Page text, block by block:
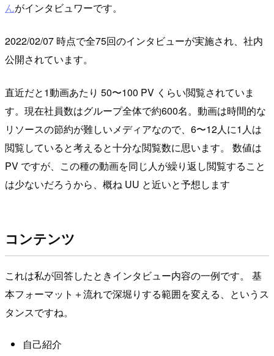
んがインタビュワーです。
2022/02/07 時点で全75回のインタビューが実施され、社内
公開されています。
直近だと1動画あたり 50〜100 PV くらい閲覧されていま
す。現在社員数はグループ全体で約600名。動画は時間的な
リソースの節約が難しいメディアなので、6〜12人に1人は
閲覧していると考えると十分な閲覧数に思います。 数値は
PV ですが、この種の動画を同じ人が繰り返し閲覧すること
は少ないだろうから、概ね UU と近いと予想します
コンテンツ
これは私が回答したときインタビュー内容の一例です。 基
本フォーマット＋流れで深堀りする範囲を変える、というス
タンスですね。
自己紹介